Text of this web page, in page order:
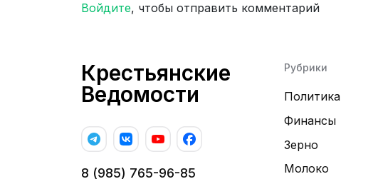
Войдите, чтобы отправить комментарий
Крестьянские
Ведомости
8 (985) 765-96-85
Рубрики
Политика
Финансы
Зерно
Молоко